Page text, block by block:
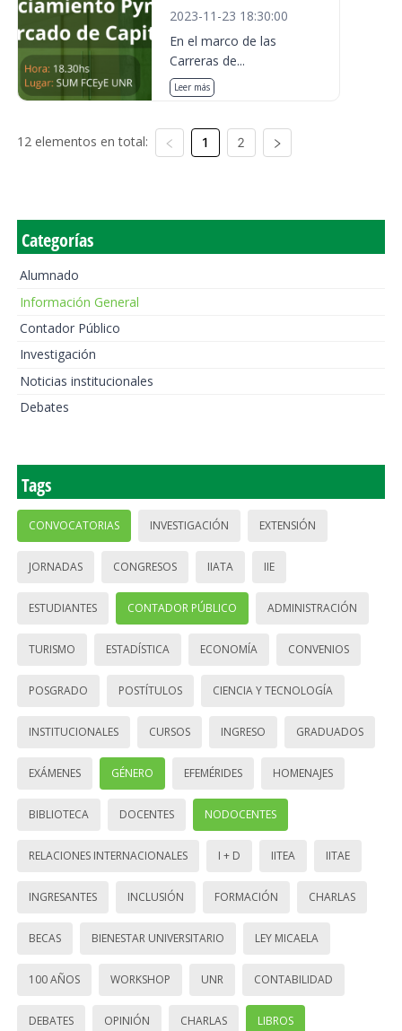
2023-11-23 18:30:00
En el marco de las
Carreras de...
Leer más
12 elementos en total: 1 2
Categorías
Alumnado
Información General
Contador Público
Investigación
Noticias institucionales
Debates
Tags
CONVOCATORIAS INVESTIGACIÓN EXTENSIÓN
JORNADAS CONGRESOS IIATA IIE
ESTUDIANTES CONTADOR PÚBLICO ADMINISTRACIÓN
TURISMO ESTADÍSTICA ECONOMÍA CONVENIOS
POSGRADO POSTÍTULOS CIENCIA Y TECNOLOGÍA
INSTITUCIONALES CURSOS INGRESO GRADUADOS
EXÁMENES GÉNERO EFEMÉRIDES HOMENAJES
BIBLIOTECA DOCENTES NODOCENTES
RELACIONES INTERNACIONALES I + D IITEA IITAE
INGRESANTES INCLUSIÓN FORMACIÓN CHARLAS
BECAS BIENESTAR UNIVERSITARIO LEY MICAELA
100 AÑOS WORKSHOP UNR CONTABILIDAD
DEBATES OPINIÓN CHARLAS LIBROS